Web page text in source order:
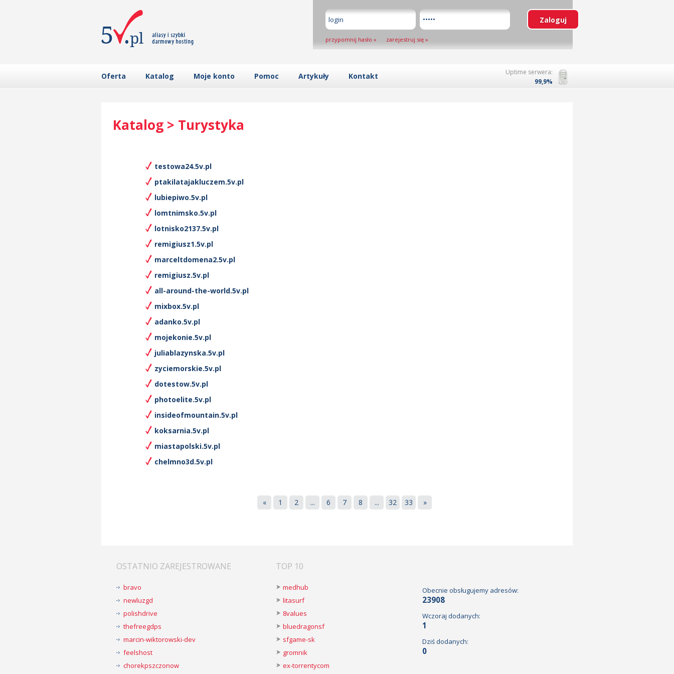
przypomnij hasło » zarejestruj się »
Oferta Katalog Moje konto Pomoc Artykuły Kontakt
Uptime serwera:
99,9%
Katalog > Turystyka
testowa24.5v.pl
ptakilatajakluczem.5v.pl
lubiepiwo.5v.pl
lomtnimsko.5v.pl
lotnisko2137.5v.pl
remigiusz1.5v.pl
marceltdomena2.5v.pl
remigiusz.5v.pl
all-around-the-world.5v.pl
mixbox.5v.pl
adanko.5v.pl
mojekonie.5v.pl
juliablazynska.5v.pl
zyciemorskie.5v.pl
dotestow.5v.pl
photoelite.5v.pl
insideofmountain.5v.pl
koksarnia.5v.pl
miastapolski.5v.pl
chelmno3d.5v.pl
« 1 2 ... 6 7 8 ... 32 33 »
OSTATNIO ZAREJESTROWANE
bravo
newluzgd
polishdrive
thefreegdps
marcin-wiktorowski-dev
feelshost
chorekpszczonow
TOP 10
medhub
litasurf
8values
bluedragonsf
sfgame-sk
gromnik
ex-torrentycom
Obecnie obsługujemy adresów:
23908
Wczoraj dodanych:
1
Dziś dodanych:
0